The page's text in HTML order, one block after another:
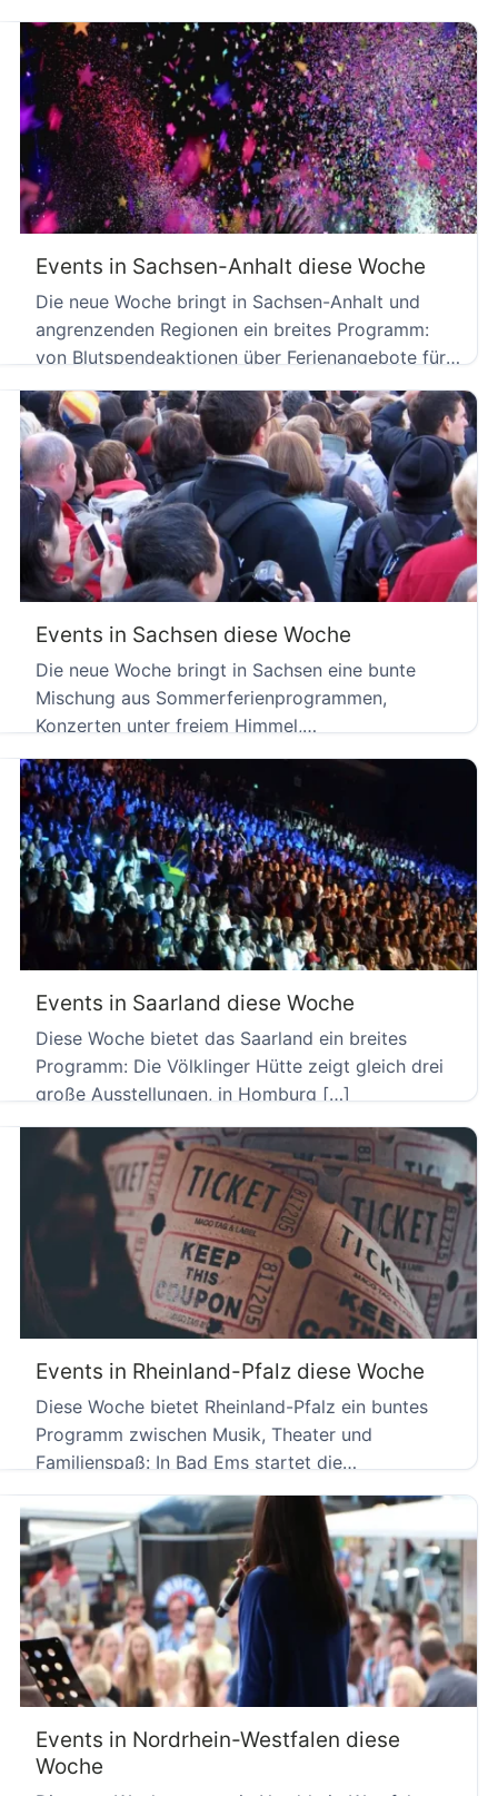
Jazz die […]
Events in Sachsen-Anhalt diese Woche
Die neue Woche bringt in Sachsen-Anhalt und
angrenzenden Regionen ein breites Programm:
von Blutspendeaktionen über Ferienangebote für
Kinder […]
Events in Sachsen diese Woche
Die neue Woche bringt in Sachsen eine bunte
Mischung aus Sommerferienprogrammen,
Konzerten unter freiem Himmel,
Museumsbesuchen und Blutspendeaktionen. […]
Events in Saarland diese Woche
Diese Woche bietet das Saarland ein breites
Programm: Die Völklinger Hütte zeigt gleich drei
große Ausstellungen, in Homburg […]
Events in Rheinland-Pfalz diese Woche
Diese Woche bietet Rheinland-Pfalz ein buntes
Programm zwischen Musik, Theater und
Familienspaß: In Bad Ems startet die
Offenbachiade […]
Events in Nordrhein-Westfalen diese
Woche